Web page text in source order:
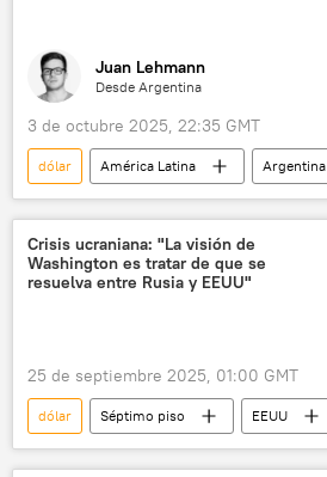
Juan Lehmann
Desde Argentina
3 de octubre 2025, 22:35 GMT
dólar América Latina
Argentina
Washington
Buenos Aires
Donald Trump
Javier Milei
Scott Bessent
política
Crisis ucraniana: "La visión de
Washington es tratar de que se
resuelva entre Rusia y EEUU"
25 de septiembre 2025, 01:00 GMT
dólar Séptimo piso EEUU
Ucrania
Serguéi Lavrov